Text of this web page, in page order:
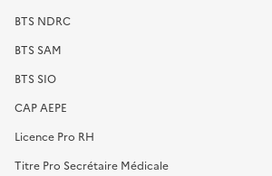
BTS NDRC
BTS SAM
BTS SIO
CAP AEPE
Licence Pro RH
Titre Pro Secrétaire Médicale